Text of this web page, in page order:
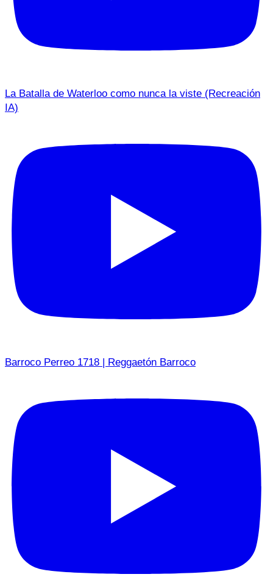
La Batalla de Waterloo como nunca la viste (Recreación
IA)
Barroco Perreo 1718 | Reggaetón Barroco